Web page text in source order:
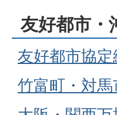
友好都市・
友好都市協
竹富町・対